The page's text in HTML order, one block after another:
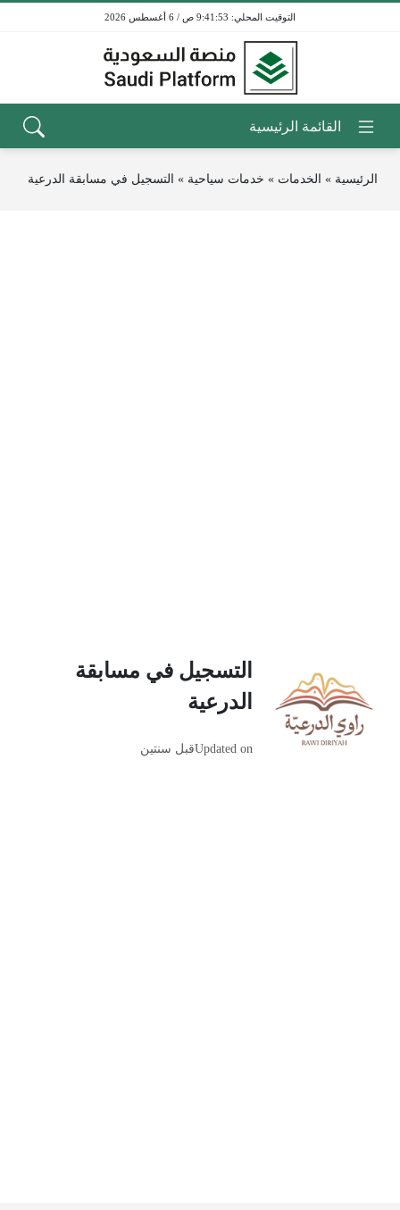
9:41:53 ص / 6 أغسطس 2026
الرئيسية » الخدمات » خدمات سياحية » التسجيل في مسابقة الدرعية
التسجيل في مسابقة
الدرعية
Updated onقبل سنتين